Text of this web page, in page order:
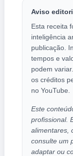
Aviso
Esta receita
inteligência
publicação.
tempos e
podem
os créditos
no YouTube.
Este
profissional.
alimentares,
consulte um
adaptar ou